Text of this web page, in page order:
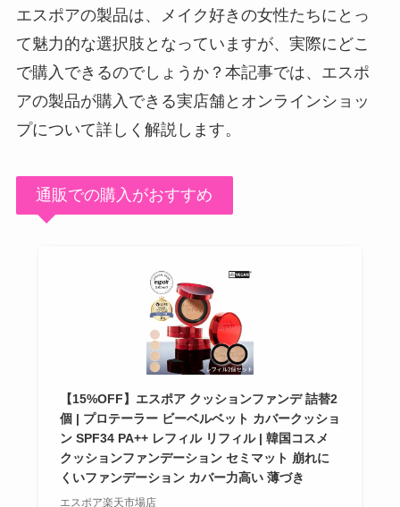
エスポアの製品は、メイク好きの女性たちにとっ
て魅力的な選択肢となっていますが、実際にどこ
で購入できるのでしょうか？本記事では、エスポ
アの製品が購入できる実店舗とオンラインショッ
プについて詳しく解説します。
通販での購入がおすすめ
【15%OFF】エスポア クッションファンデ 詰替2
個 | プロテーラー ビーベルベット カバークッショ
ン SPF34 PA++ レフィル リフィル | 韓国コスメ
クッションファンデーション セミマット 崩れに
くいファンデーション カバー力高い 薄づき
エスポア楽天市場店